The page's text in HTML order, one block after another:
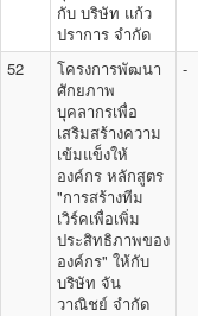
กับ บริษัท แก้ว
ปราการ จำกัด
52
โครงการพัฒนา
ศักยภาพ
บุคลากรเพื่อ
เสริมสร้างความ
เข้มแข็งให้
องค์กร หลักสูตร
"การสร้างทีม
เวิร์คเพื่อเพิ่ม
ประสิทธิภาพของ
องค์กร" ให้กับ
บริษัท จัน
วาณิชย์ จำกัด
-